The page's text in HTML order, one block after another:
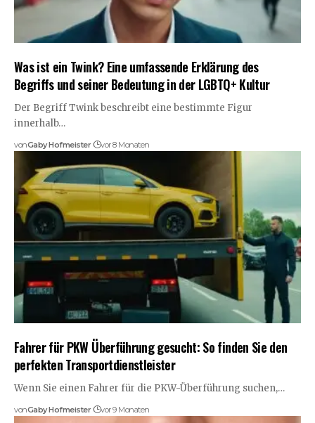
Was ist ein Twink? Eine umfassende Erklärung des
Begriffs und seiner Bedeutung in der LGBTQ+ Kultur
Der Begriff Twink beschreibt eine bestimmte Figur
innerhalb…
vonGaby Hofmeister vor 8 Monaten
Fahrer für PKW Überführung gesucht: So finden Sie den
perfekten Transportdienstleister
Wenn Sie einen Fahrer für die PKW-Überführung suchen,…
vonGaby Hofmeister vor 9 Monaten